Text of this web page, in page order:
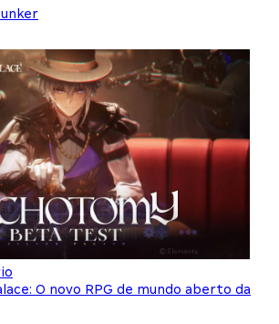
O novo RPG de mundo aberto da